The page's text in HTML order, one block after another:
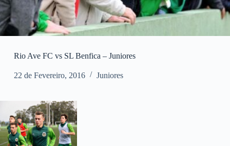
Rio Ave FC vs SL Benfica – Juniores
22 de Fevereiro, 2016 Juniores